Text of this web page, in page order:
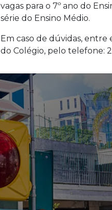
vagas para o 7º ano do
série do Ensino Médio.
Em caso de dúvidas,
do Colégio, pelo telefone: